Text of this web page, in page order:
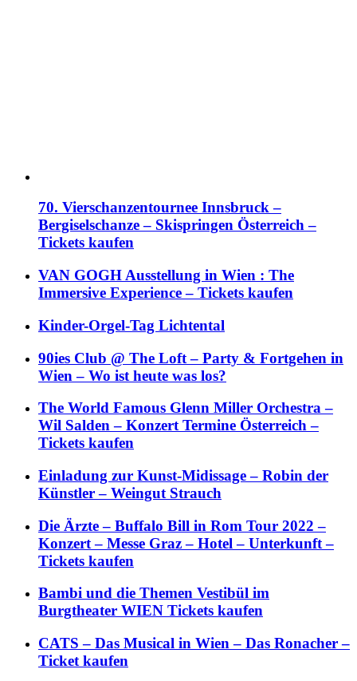
70. Vierschanzentournee Innsbruck –
Bergiselschanze – Skispringen Österreich –
Tickets kaufen
VAN GOGH Ausstellung in Wien : The
Immersive Experience – Tickets kaufen
Kinder-Orgel-Tag Lichtental
90ies Club @ The Loft – Party & Fortgehen in
Wien – Wo ist heute was los?
The World Famous Glenn Miller Orchestra –
Wil Salden – Konzert Termine Österreich –
Tickets kaufen
Einladung zur Kunst-Midissage – Robin der
Künstler – Weingut Strauch
Die Ärzte – Buffalo Bill in Rom Tour 2022 –
Konzert – Messe Graz – Hotel – Unterkunft –
Tickets kaufen
Bambi und die Themen Vestibül im
Burgtheater WIEN Tickets kaufen
CATS – Das Musical in Wien – Das Ronacher –
Ticket kaufen